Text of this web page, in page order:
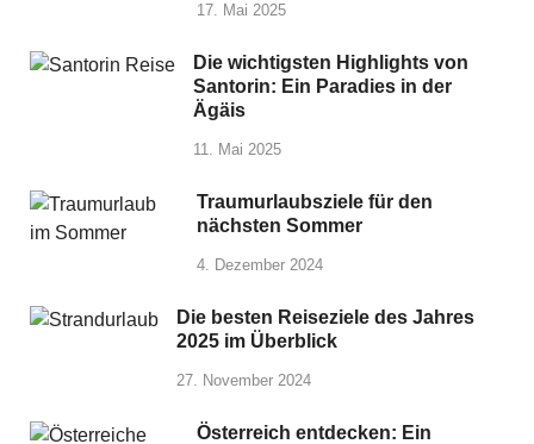
17. Mai 2025
Die wichtigsten Highlights von
Santorin: Ein Paradies in der
Ägäis
11. Mai 2025
Traumurlaubsziele für den
nächsten Sommer
4. Dezember 2024
Die besten Reiseziele des Jahres
2025 im Überblick
27. November 2024
Österreich entdecken: Ein